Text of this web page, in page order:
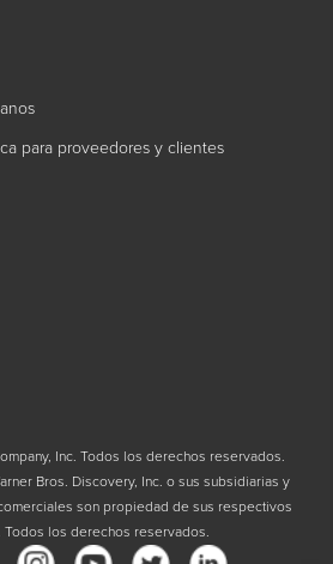
para proveedores y clientes
Inc. Todos los derechos reservados.
Bros. Discovery, Inc. o sus subsidiarias y
son propiedad de sus respectivos
los derechos reservados.